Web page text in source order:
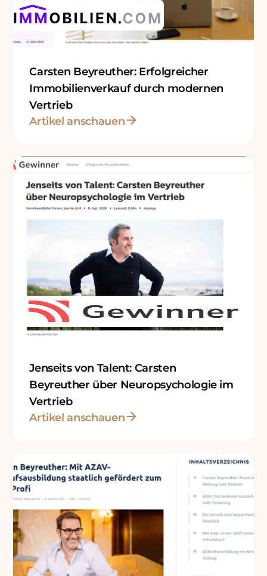
Carsten Beyreuther: Erfolgreicher
Immobilienverkauf durch modernen
Vertrieb
Artikel anschauen
Jenseits von Talent: Carsten
Beyreuther über Neuropsychologie im
Vertrieb
Artikel anschauen